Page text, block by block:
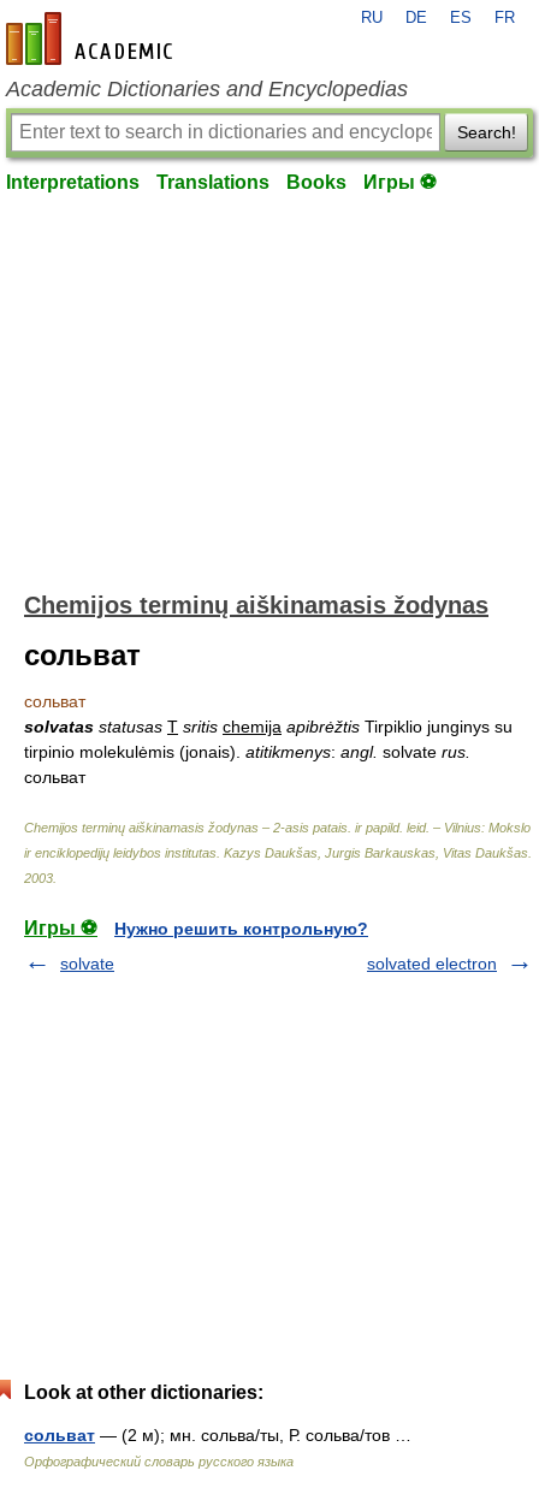
en-academic.com
RU DE ES FR
Academic Dictionaries and Encyclopedias
Search!
Interpretations Translations Books Игры ⚽
Chemijos terminų aiškinamasis žodynas
сольват
сольват
solvatas statusas T sritis chemija apibrėžtis Tirpiklio junginys su
tirpinio molekulėmis (jonais). atitikmenys: angl. solvate rus.
сольват
Chemijos terminų aiškinamasis žodynas – 2-asis patais. ir papild. leid. – Vilnius: Mokslo
ir enciklopedijų leidybos institutas Kazys Daukšas, Jurgis Barkauskas, Vitas Daukšas
2003
Игры ⚽
Нужно решить контрольную?
solvate
solvated electron
Look at other dictionaries:
сольват — (2 м); мн. сольва/ты, Р. сольва/тов …
Орфографический словарь русского языка